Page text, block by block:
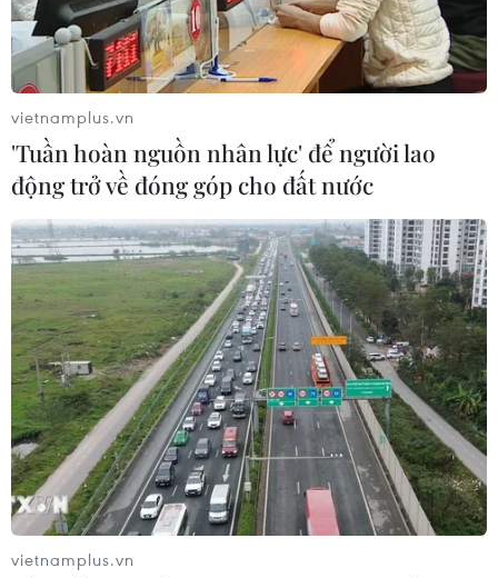
vietnamplus.vn
'Tuần hoàn nguồn nhân lực' để người lao
động trở về đóng góp cho đất nước
vietnamplus.vn